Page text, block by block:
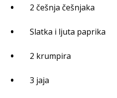
2 češnja češnjaka
Slatka i ljuta paprika
2 krumpira
3 jaja